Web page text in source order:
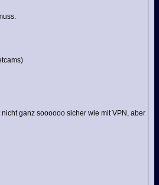
ganz soooooo sicher wie mit VPN, aber